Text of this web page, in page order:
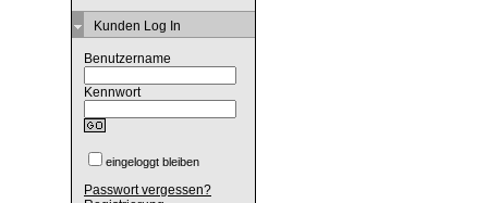
Kunden Log In
Benutzername
Kennwort
eingeloggt bleiben
Passwort vergessen?